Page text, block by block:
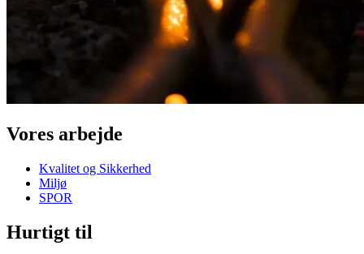
Vores arbejde
Kvalitet og Sikkerhed
Miljø
SPOR
Hurtigt til